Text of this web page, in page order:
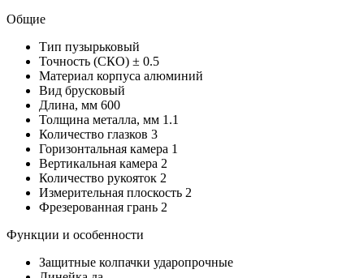
Общие
Тип пузырьковый
Точность (СКО) ± 0.5
Материал корпуса алюминий
Вид брусковый
Длина, мм 600
Толщина металла, мм 1.1
Количество глазков 3
Горизонтальная камера 1
Вертикальная камера 2
Количество рукояток 2
Измерительная плоскость 2
Фрезерованная грань 2
Функции и особенности
Защитные колпачки ударопрочные